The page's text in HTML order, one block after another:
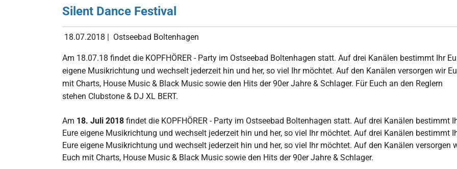
Silent Dance Festival
18.07.2018 | Ostseebad Boltenhagen
Am 18.07.18 findet die KOPFHÖRER - Party im Ostseebad Boltenhagen statt. Auf drei Kanälen bestimmt Ihr
eigene Musikrichtung und wechselt jederzeit hin und her, so viel Ihr möchtet. Auf den Kanälen versorgen wir
mit Charts, House Music & Black Music sowie den Hits der 90er Jahre & Schlager. Für Euch an den Reglern
stehen Clubstone & DJ XL BERT.
Am 18. Juli 2018 findet die KOPFHÖRER - Party im Ostseebad Boltenhagen statt. Auf drei Kanälen bestimmt
Eure eigene Musikrichtung und wechselt jederzeit hin und her, so viel Ihr möchtet. Auf drei Kanälen bestimmt
Eure eigene Musikrichtung und wechselt jederzeit hin und her, so viel Ihr möchtet. Auf den Kanälen versorgen
Euch mit Charts, House Music & Black Music sowie den Hits der 90er Jahre & Schlager.